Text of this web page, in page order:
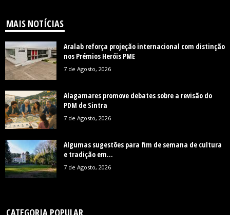
MAIS NOTÍCIAS
Aralab reforça projeção internacional com distinção
nos Prémios Heróis PME
7 de Agosto, 2026
Alagamares promove debates sobre a revisão do
PDM de Sintra
7 de Agosto, 2026
Algumas sugestões para fim de semana de cultura
e tradição em...
7 de Agosto, 2026
CATEGORIA POPULAR